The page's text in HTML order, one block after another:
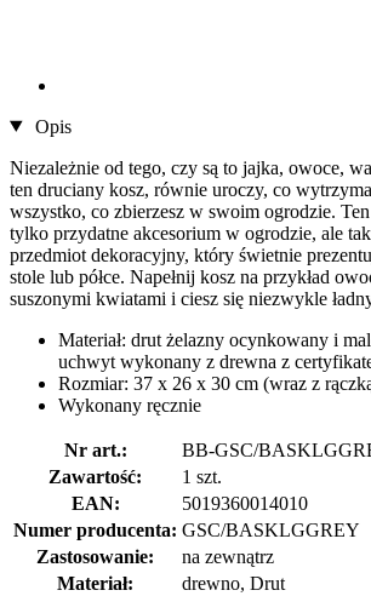
Opis
Niezależnie od tego, czy są to jajka, owoce,
ten druciany kosz, równie uroczy, co
wszystko, co zbierzesz w swoim ogrodzie.
tylko przydatne akcesorium w ogrodzie, ale
przedmiot dekoracyjny, który świetnie
stole lub półce. Napełnij kosz na przykład
suszonymi kwiatami i ciesz się niezwykle
Materiał: drut żelazny ocynkowany i
uchwyt wykonany z drewna z
Rozmiar: 37 x 26 x 30 cm (wraz z
Wykonany ręcznie
Nr art.:
BB-GSC/
Zawartość:
1 szt.
EAN:
5019360014010
Numer producenta: GSC/BASKLGGREY
Zastosowanie:
na zewnątrz
Materiał:
drewno, Drut